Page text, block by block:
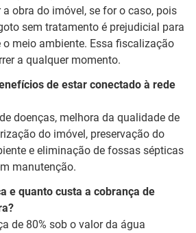
a obra do imóvel, se for o caso, pois
sem tratamento é prejudicial para
o meio ambiente. Essa fiscalização
a qualquer momento.
de estar conectado à rede
doenças, melhora da qualidade de
do imóvel, preservação do
e eliminação de fossas sépticas
manutenção.
e quanto custa a cobrança de
de 80% sob o valor da água